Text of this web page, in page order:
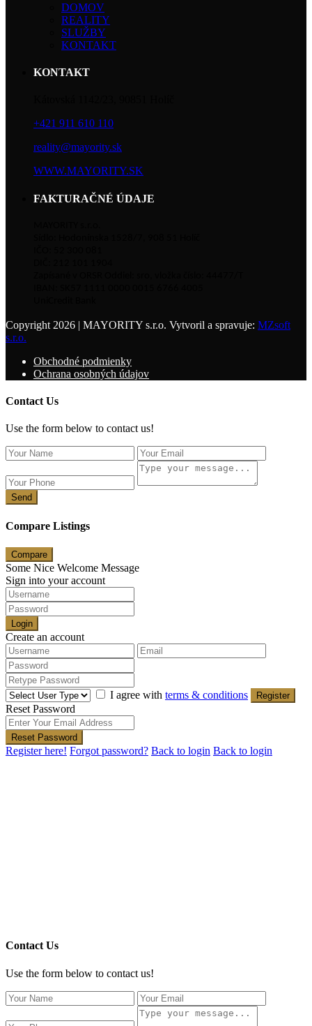
DOMOV
REALITY
SLUŽBY
KONTAKT
KONTAKT
+421 911 610 110
reality@mayority.sk
WWW.MAYORITY.SK
FAKTURAČNÉ ÚDAJE
Copyright 2026 | MAYORITY s.r.o. Vytvoril a spravuje: MZsoft
s.r.o.
Obchodné podmienky
Ochrana osobných údajov
Contact Us
Use the form below to contact us!
Send
Compare Listings
Compare
Some Nice Welcome Message
Sign into your account
Login
Create an account
I agree with terms & conditions Register
Reset Password
Reset Password
Register here! Forgot password? Back to login Back to login
Contact Us
Use the form below to contact us!